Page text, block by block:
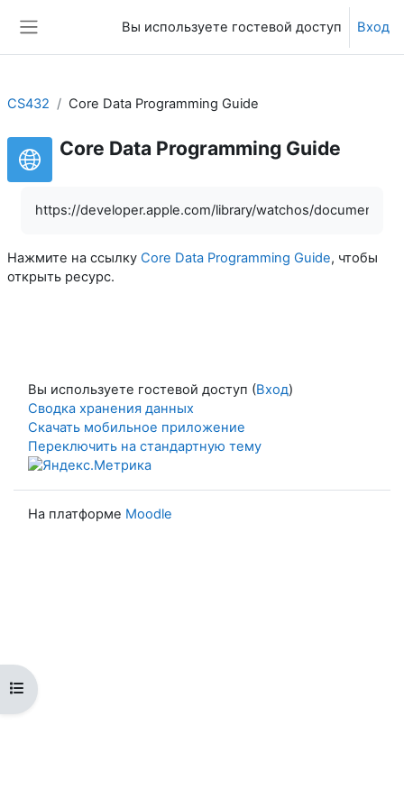
Вы используете гостевой доступ Вход
Открыть оглавление курса
CS432 Core Data Programming Guide
Core Data Programming Guide
https://developer.apple.com/library/watchos/
Нажмите на ссылку Core Data Programming Guide, чтобы
открыть ресурс.
Вы используете гостевой доступ (Вход)
Сводка хранения данных
Скачать мобильное приложение
Переключить на стандартную тему
На платформе Moodle